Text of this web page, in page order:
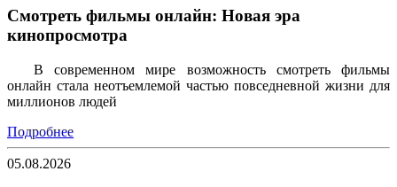
Смотреть фильмы онлайн: Новая эра
кинопросмотра
В современном мире возможность смотреть фильмы
онлайн стала неотъемлемой частью повседневной жизни для
миллионов людей
Подробнее
05.08.2026